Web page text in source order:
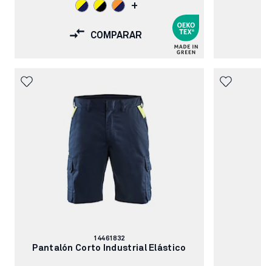
+
COMPARAR
Número
de
artículo:
14461832
Pantalón Corto Industrial Elástico